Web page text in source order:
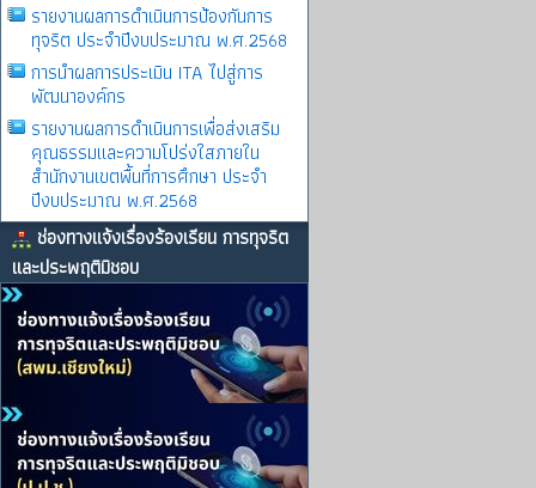
รายงานผลการดําเนินการป้องกันการ
ทุจริต ประจําปีงบประมาณ พ.ศ.2568
การนำผลการประเมิน ITA ไปสู่การ
พัฒนาองค์กร
รายงานผลการดําเนินการเพื่อส่งเสริม
คุณธรรมและความโปร่งใสภายใน
สำนักงานเขตพื้นที่การศึกษา ประจำ
ปีงบประมาณ พ.ศ.2568
ช่องทางแจ้งเรื่องร้องเรียน การทุจริต
และประพฤติมิชอบ